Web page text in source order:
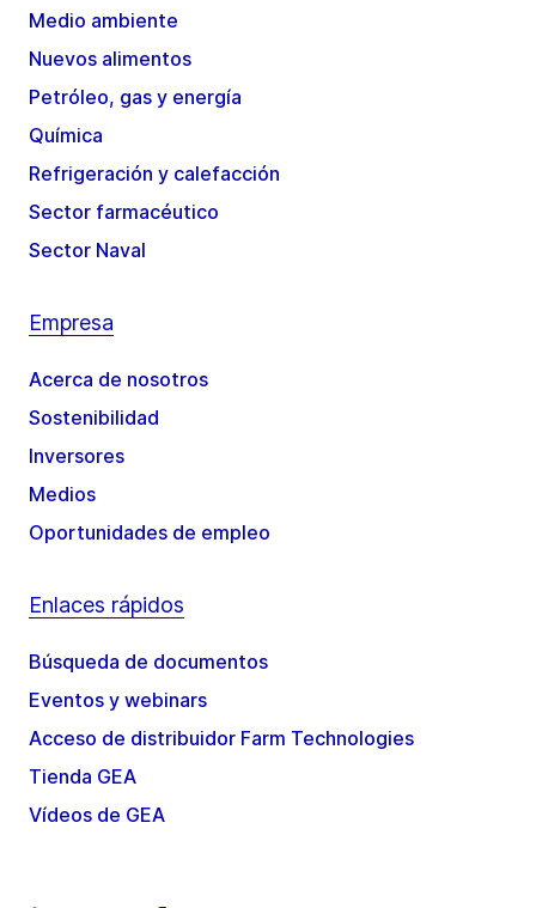
Medio ambiente
Nuevos alimentos
Petróleo, gas y energía
Química
Refrigeración y calefacción
Sector farmacéutico
Sector Naval
Empresa
Acerca de nosotros
Sostenibilidad
Inversores
Medios
Oportunidades de empleo
Enlaces rápidos
Búsqueda de documentos
Eventos y webinars
Acceso de distribuidor Farm Technologies
Tienda GEA
Vídeos de GEA